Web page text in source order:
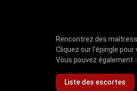
Rencontrez des
Cliquez sur l’épingle pour
Vous pouvez également
Liste des escortes